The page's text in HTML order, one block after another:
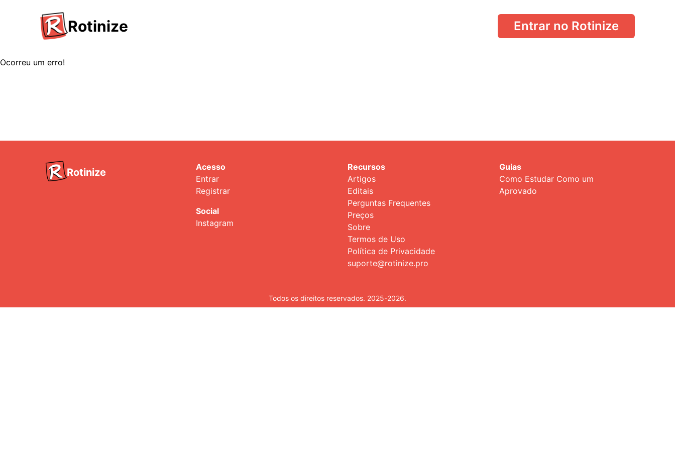
Rotinize Entrar no Rotinize
Ocorreu um erro!
Rotinize
Acesso
Entrar
Registrar
Social
Instagram
Recursos
Artigos
Editais
Perguntas Frequentes
Preços
Sobre
Termos de Uso
Política de Privacidade
suporte@rotinize.pro
Guias
Como Estudar Como um
Aprovado
Todos os direitos reservados. 2025-2026.